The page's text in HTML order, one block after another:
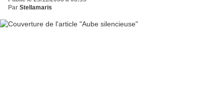
Par Stellamaris